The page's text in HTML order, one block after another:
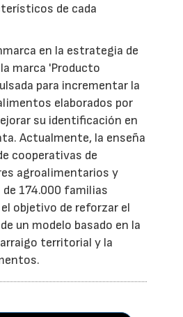
de cada
en la estrategia de
marca 'Producto
para incrementar la
elaborados por
su identificación en
Actualmente, la enseña
cooperativas de
agroalimentarios y
174.000 familias
objetivo de reforzar el
un modelo basado en la
territorial y la